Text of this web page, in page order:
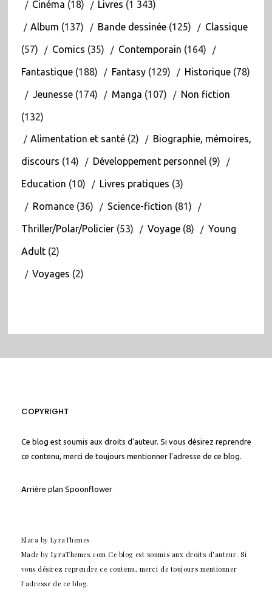
Cinéma (18) Livres (1 343)
Album (137) Bande dessinée(125) Classique
(57) Comics (35) Contemporain (164)
Fantastique(188) Fantasy(129) Historique(78)
Jeunesse(174) Manga (107) Non fiction
(132)
Alimentation et santé(2) Biographie, mémoires,
discours (14) Développement personnel(9)
Education (10) Livres pratiques (3)
Romance(36) Science-fiction (81)
Thriller/Polar/Policier(53) Voyage(8) Young
Adult(2)
Voyages (2)
COPYRIGHT
Ce blog est soumis aux droits d'auteur. Si vous désirez reprendre
ce contenu, merci de toujours mentionner l'adresse de ce blog.
Arrière plan Spoonflower
Elara by LyraThemes
Made by LyraThemes.com Ce blog est soumis aux droits d'auteur. Si
vous désirez reprendre ce contenu, merci de toujours mentionner
l'adresse de ce blog.